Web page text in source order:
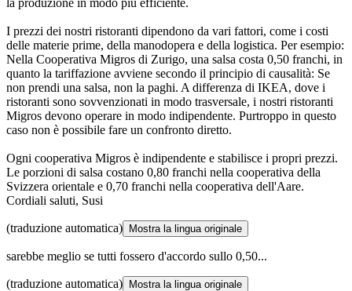
I prezzi dei nostri ristoranti dipendono da vari fattori, come i costi
delle materie prime, della manodopera e della logistica. Per esempio:
Nella Cooperativa Migros di Zurigo, una salsa costa 0,50 franchi, in
quanto la tariffazione avviene secondo il principio di causalità: Se
non prendi una salsa, non la paghi. A differenza di IKEA, dove i
ristoranti sono sovvenzionati in modo trasversale, i nostri ristoranti
Migros devono operare in modo indipendente. Purtroppo in questo
caso non è possibile fare un confronto diretto.
Ogni cooperativa Migros è indipendente e stabilisce i propri prezzi.
Le porzioni di salsa costano 0,80 franchi nella cooperativa della
Svizzera orientale e 0,70 franchi nella cooperativa dell'Aare.
Cordiali saluti, Susi
(traduzione automatica) Mostra la lingua originale
sarebbe meglio se tutti fossero d'accordo sullo 0,50...
(traduzione automatica) Mostra la lingua originale